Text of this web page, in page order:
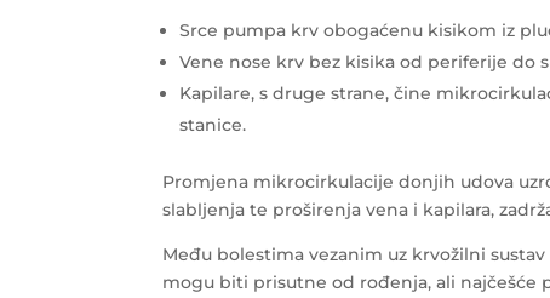
Srce pumpa krv obogaćenu kisikom iz
Vene nose krv bez kisika od periferije do
Kapilare, s druge strane, čine
stanice.
Promjena mikrocirkulacije donjih udova
slabljenja te proširenja vena i kapilara,
Među bolestima vezanim uz krvožilni
mogu biti prisutne od rođenja, ali najčešće